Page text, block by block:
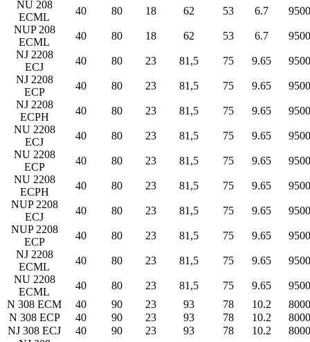
NU 208
ECML
40 80 18 62 53 6.7
9500
NUP 208
ECML
40 80 18 62 53 6.7
9500
NJ 2208
ECJ
40 80 23 81,5 75 9.65
9500
NJ 2208
ECP
40 80 23 81,5 75 9.65
9500
NJ 2208
ECPH
40 80 23 81,5 75 9.65
9500
NU 2208
ECJ
40 80 23 81,5 75 9.65
9500
NU 2208
ECP
40 80 23 81,5 75 9.65
9500
NU 2208
ECPH
40 80 23 81,5 75 9.65
9500
NUP 2208
ECJ
40 80 23 81,5 75 9.65
9500
NUP 2208
ECP
40 80 23 81,5 75 9.65
9500
NJ 2208
ECML
40 80 23 81,5 75 9.65
9500
NU 2208
ECML
40 80 23 81,5 75 9.65
9500
N 308 ECM
40 90 23 93 78 10.2
8000
N 308 ECP
40 90 23 93 78 10.2
8000
NJ 308 ECJ
40 90 23 93 78 10.2
8000